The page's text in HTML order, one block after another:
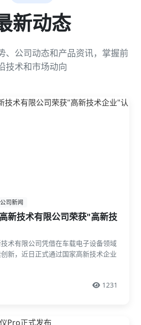
新动态
、公司动态和产品资讯，掌握前
技术和市场动向
公司新闻
新技术有限公司荣获"高新技
术有限公司凭借在车载电子设备领域
新，近日正式通过国家高新技术企业
1231